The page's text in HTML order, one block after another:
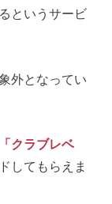
というサービ
外となってい
「クラブレベ
してもらえま